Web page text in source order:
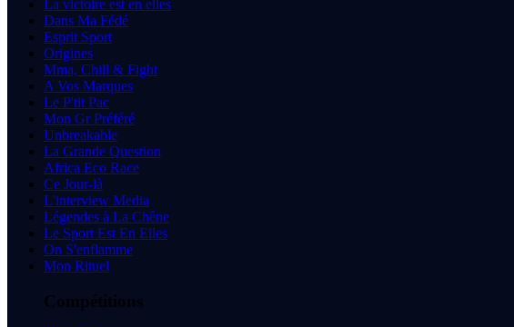
La victoire est en elles
Dans Ma Fédé
Esprit Sport
Origines
Mma, Chill & Fight
A Vos Marques
Le P'tit Pac
Mon Gr Préféré
Unbreakable
La Grande Question
Africa Eco Race
Ce Jour-là
L'interview Media
Légendes à La Chêne
Le Sport Est En Elles
On S'enflamme
Mon Rituel
Compétitions